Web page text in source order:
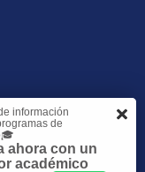
información
de
ahora con un
académico